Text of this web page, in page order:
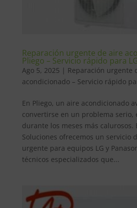
Reparación urgente de aire
Pliego – Servicio rápido para
Ago 5, 2025 | Reparación urgente
acondicionado – Servicio rápido
En Pliego, un aire acondicionado
convertirse en un problema serio,
durante los meses más calurosos.
Soluciones ofrecemos un servicio
urgente para equipos LG y
técnicos especializados que...